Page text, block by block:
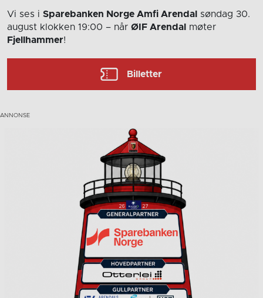
Vi ses i Sparebanken Norge Amfi Arendal
søndag 30.
august klokken 19:00 – når ØIF Arendal
møter
Fjellhammer!
Billetter